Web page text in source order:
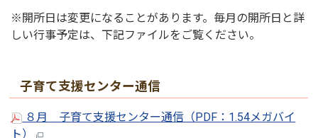
※開所日は変更になることがあります。毎月の開所日と詳
しい行事予定は、下記ファイルをご覧ください。
子育て支援センター通信
８月 子育て支援センター通信（PDF：1.54メガバイ
ト）